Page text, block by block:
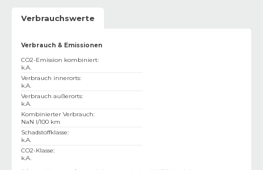
Verbrauchswerte
Verbrauch & Emissionen
CO2-Emission kombiniert:
k.A.
Verbrauch innerorts:
k.A.
Verbrauch außerorts:
k.A.
Kombinierter Verbrauch:
NaN l/100 km
Schadstoffklasse:
k.A.
CO2-Klasse:
k.A.